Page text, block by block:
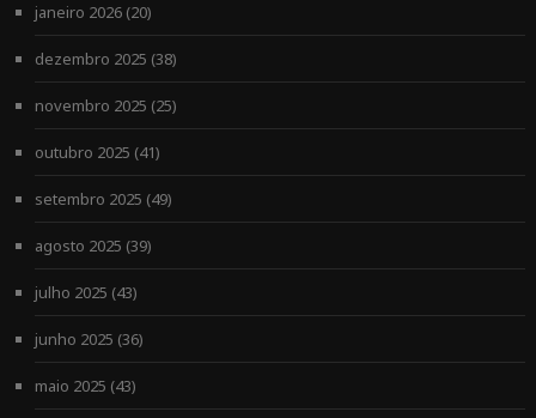
janeiro 2026(20)
dezembro 2025 (38)
novembro 2025 (25)
outubro 2025 (41)
setembro 2025 (49)
agosto 2025 (39)
julho 2025 (43)
junho 2025 (36)
maio 2025 (43)